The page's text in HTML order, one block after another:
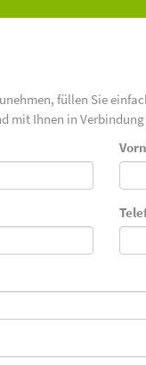
füllen Sie
mit Ihnen in